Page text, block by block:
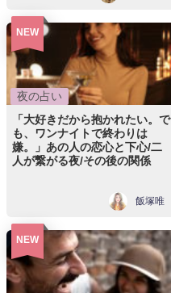
NEW
夜の占い
「大好きだから抱かれたい。で
も、ワンナイトで終わりは
嫌。」あの人の恋心と下心/二
人が繋がる夜/その後の関係
飯塚唯
NEW